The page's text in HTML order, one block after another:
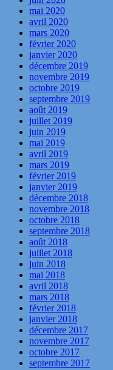
mai 2020
avril 2020
mars 2020
février 2020
janvier 2020
décembre 2019
novembre 2019
octobre 2019
septembre 2019
août 2019
juillet 2019
juin 2019
mai 2019
avril 2019
mars 2019
février 2019
janvier 2019
décembre 2018
novembre 2018
octobre 2018
septembre 2018
août 2018
juillet 2018
juin 2018
mai 2018
avril 2018
mars 2018
février 2018
janvier 2018
décembre 2017
novembre 2017
octobre 2017
septembre 2017